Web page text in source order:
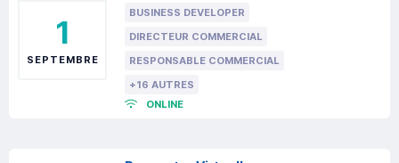
1
SEPTEMBRE
BUSINESS DEVELOPER
DIRECTEUR COMMERCIAL
RESPONSABLE COMMERCIAL
+16 AUTRES
ONLINE